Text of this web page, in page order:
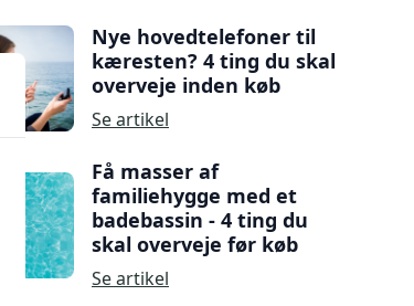
Nye hovedtelefoner til
kæresten? 4 ting du skal
overveje inden køb
Se artikel
Få masser af
familiehygge med et
badebassin - 4 ting du
skal overveje før køb
Se artikel